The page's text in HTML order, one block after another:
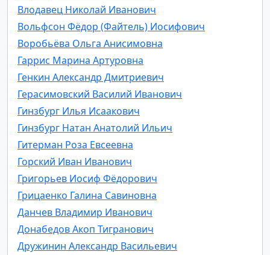
Влодавец Николай Иванович
Вольфсон Фёдор (Файтель) Иосифович
Воробьёва Ольга Анисимовна
Гаррис Марина Артуровна
Генкин Александр Дмитриевич
Герасимовский Василий Иванович
Гинзбург Илья Исаакович
Гинзбург Натан Анатолий Ильич
Гитерман Роза Евсеевна
Горский Иван Иванович
Григорьев Иосиф Фёдорович
Грицаенко Галина Савиновна
Данчев Владимир Иванович
Донабедов Акоп Тигранович
Дружинин Александр Васильевич